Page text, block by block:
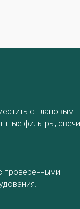
59-50-51
с плановым
фильтры, свечи
проверенными